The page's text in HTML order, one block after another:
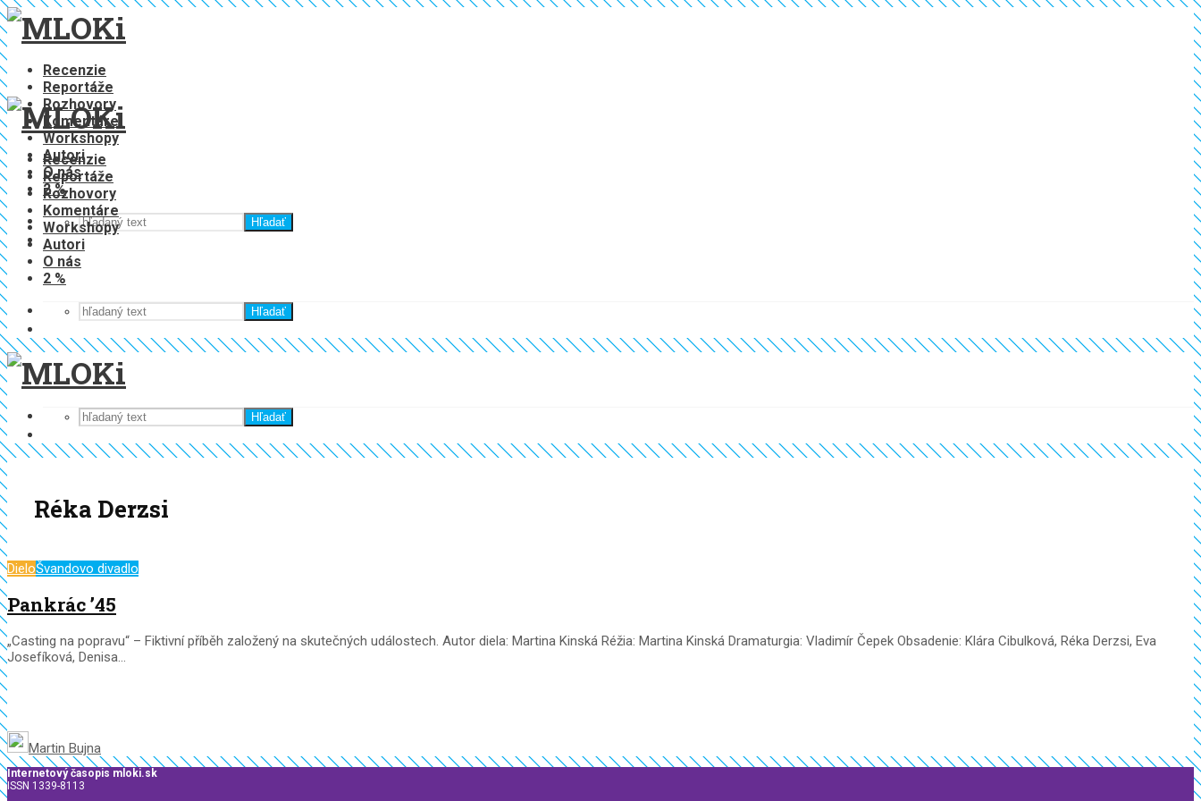
Recenzie
Reportáže
Rozhovory
Komentáre
Workshopy
Autori
O nás
2 %
Hľadať
Recenzie
Reportáže
Rozhovory
Komentáre
Workshopy
Autori
O nás
2 %
Hľadať
Hľadať
Réka Derzsi
DieloŠvandovo divadlo
Pankrác ’45
„Casting na popravu“ – Fiktivní příběh založený na skutečných událostech. Autor diela: Martina Kinská Réžia: Martina Kinská Dramaturgia: Vladimír Čepek Obsadenie: Klára Cibulková, Réka Derzsi, Eva
Josefíková, Denisa...
Martin Bujna
Internetový časopis mloki.sk
ISSN 1339-8113